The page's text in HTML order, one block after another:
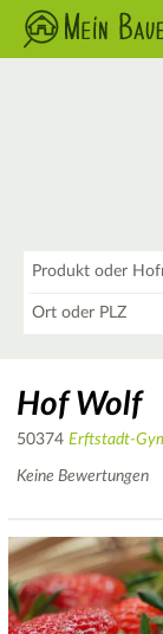
Hof Wolf
50374 Erftstadt-
Keine Bewertungen